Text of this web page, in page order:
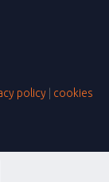
policy| cookies